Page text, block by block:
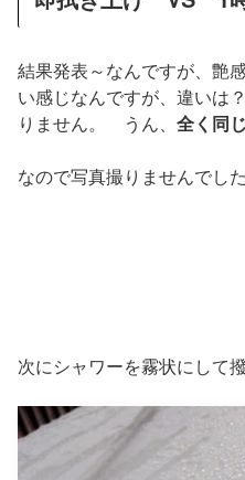
結果発表～なんですが、艶
い感じなんですが、違いは
りません。 うん、 全く同
なので写真撮りませんでした
次にシャワーを霧状にして